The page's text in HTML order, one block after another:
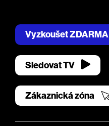
Vyzkoušet ZDARMA
Sledovat TV
Zákaznická zóna